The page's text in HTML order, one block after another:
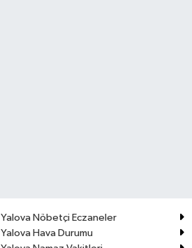
Yalova Nöbetçi Eczaneler
Yalova Hava Durumu